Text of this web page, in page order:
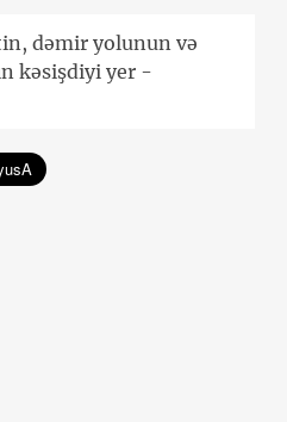
dəmir yolunun və
kəsişdiyi yer -